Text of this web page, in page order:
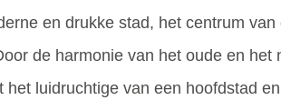
en drukke stad, het centrum
de harmonie van het oude en het
luidruchtige van een hoofdstad